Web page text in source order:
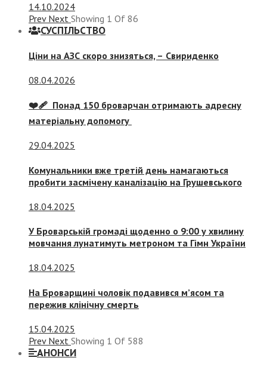
14.10.2024
Prev Next Showing 1 Of 86
СУСПIЛЬСТВО
Ціни на АЗС скоро знизяться, – Свириденко
08.04.2026
❤️‍🩹 Понад 150 броварчан отримають адресну
матеріальну допомогу
29.04.2025
Комунальники вже третій день намагаються
пробити засмічену каналізацію на Грушевського
18.04.2025
У Броварській громаді щоденно о 9:00 у хвилину
мовчання лунатимуть метроном та Гімн України
18.04.2025
На Броварщині чоловік подавився м’ясом та
пережив клінічну смерть
15.04.2025
Prev Next Showing 1 Of 588
АНОНСИ